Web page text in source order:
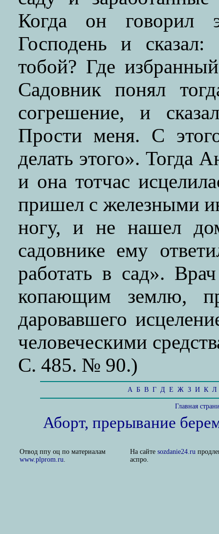
Когда он говорил
Господень и сказал:
тобой? Где
Садовник понял
согрешение, и
Прости меня. С
делать этого». Тогда
и она тотчас
пришел с железными
ногу, и не нашел
садовнике ему
работать в сад».
копающим землю,
даровавшего
человеческими
С. 485. № 90.)
А Б В Г Д Е Ж З И К Л
Главная
Аборт, прерывание
Отвод ппу оц по материалам
www.plprom.ru.
На сайте sozdanie24.ru
аспро.